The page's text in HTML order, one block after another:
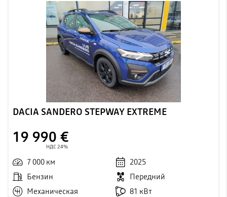
DACIA SANDERO STEPWAY EXTREME
19 990 €
НДС 24%
7 000 км
2025
Бензин
Передний
Механическая
81 кВт